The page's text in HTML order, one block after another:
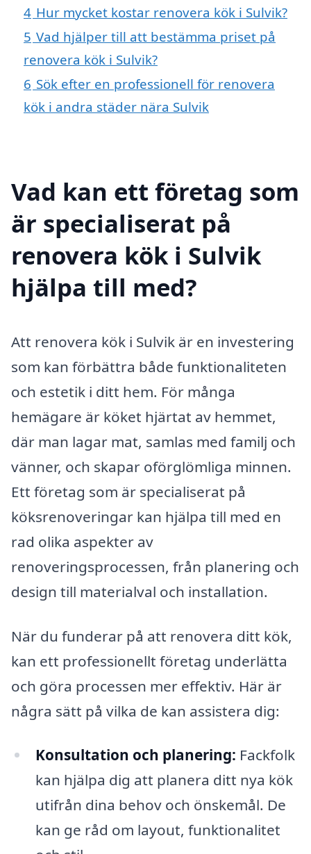
4 Hur mycket kostar renovera kök i Sulvik?
5 Vad hjälper till att bestämma priset på
renovera kök i Sulvik?
6 Sök efter en professionell för renovera
kök i andra städer nära Sulvik
Vad kan ett företag som
är specialiserat på
renovera kök i Sulvik
hjälpa till med?
Att renovera kök i Sulvik är en investering
som kan förbättra både funktionaliteten
och estetik i ditt hem. För många
hemägare är köket hjärtat av hemmet,
där man lagar mat, samlas med familj och
vänner, och skapar oförglömliga minnen.
Ett företag som är specialiserat på
köksrenoveringar kan hjälpa till med en
rad olika aspekter av
renoveringsprocessen, från planering och
design till materialval och installation.
När du funderar på att renovera ditt kök,
kan ett professionellt företag underlätta
och göra processen mer effektiv. Här är
några sätt på vilka de kan assistera dig:
Konsultation och planering: Fackfolk
kan hjälpa dig att planera ditt nya kök
utifrån dina behov och önskemål. De
kan ge råd om layout, funktionalitet